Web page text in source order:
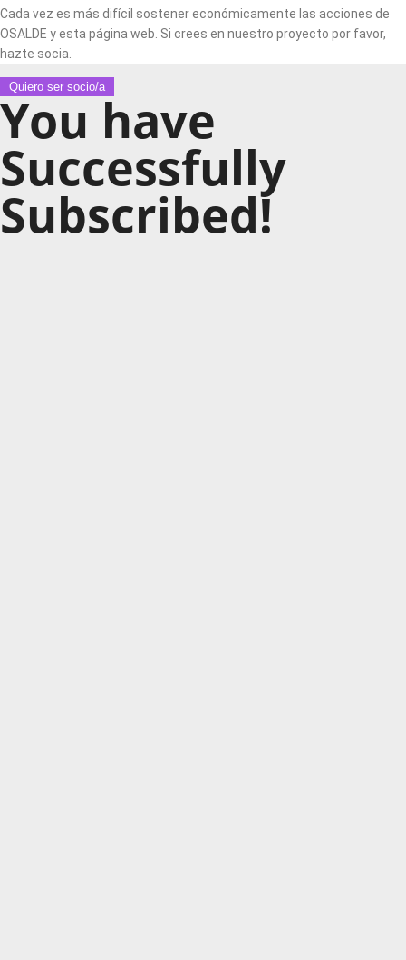
Cada vez es más difícil sostener económicamente las acciones de
OSALDE y esta página web. Si crees en nuestro proyecto por favor,
hazte socia.
Quiero ser socio/a
You have
Successfully
Subscribed!